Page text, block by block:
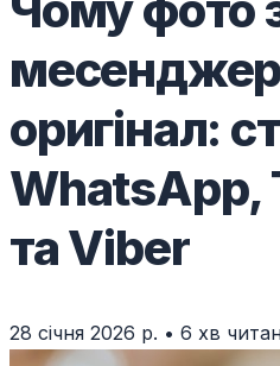
оригінал:
WhatsApp,
та Viber
28 січня 2026 р. • 6 хв